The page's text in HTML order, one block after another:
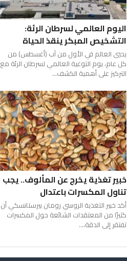
اليوم العالمي لسرطان الرئة:
التشخيص المبكر ينقذ الحياة
يحيي العالم في الأول من آب (أغسطس) من
كل عام، يوم التوعية العالمي لسرطان الرئة مع
التركيز على أهمية الكشف...
خبير تغذية يخرج عن المألوف.. يجب
تناول المكسرات باعتدال
أكد خبير التغذية الروسي رومان بيرستانسكي أن
كثيرًا من المعتقدات الشائعة حول المكسرات
تفتقر إلى الدقة،...